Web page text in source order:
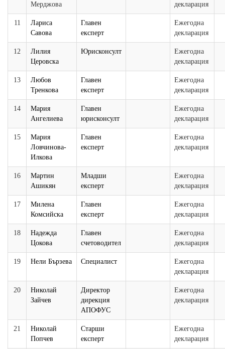
Мерджова
декларация
11
Лариса
Савова
Главен
експерт
Ежегодна
декларация
12
Лилия
Церовска
Юрисконсулт
Ежегодна
декларация
13
Любов
Тренкова
Главен
експерт
Ежегодна
декларация
14
Мария
Ангелиева
Главен
юрисконсулт
Ежегодна
декларация
15
Мария
Ловчинова-
Илкова
Главен
експерт
Ежегодна
декларация
16
Мартин
Ашикян
Младши
експерт
Ежегодна
декларация
17
Милена
Комсийска
Главен
експерт
Ежегодна
декларация
18
Надежда
Цокова
Главен
счетоводител
Ежегодна
декларация
19 Нели Бързева Специалист
Ежегодна
декларация
20
Николай
Зайчев
Директор
дирекция
АПОФУС
Ежегодна
декларация
21
Николай
Попчев
Старши
експерт
Ежегодна
декларация